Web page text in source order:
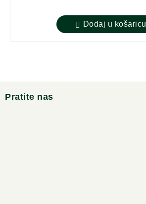
Dodaj u košaricu
Pratite nas